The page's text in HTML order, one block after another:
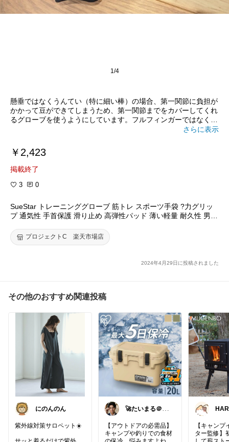
1/4
懸垂ではなくうんてい（特に細い棒）の場合、第一関節に負担が
かかって豆ができてしまうため、第一関節までをカバーしてくれ
るグローブを使うようにしています。フルフィンガーではなく指
先だけは出しつつ、クッション性も滑り止め性能も良いこのグロ
メインで使っているLAD WEATHERのアウトドアグローブ（ハー
フフィンガー）と比べると着脱はしづらい点は目立ちますが、逆
に言うとトレーニング中に外れにくいというメリットでもありま
す。
さらに表示
￥2,423
掲載終了
3 0
SueStar トレーニンググローブ 筋トレ スポーツ手袋 ?力グリッ
プ 通気性 手首保護 滑り止め 高弾性パッド 薄い軽量 耐久性 男女
プロジェクトC 楽天市場店
2024年4月29日に投稿されました
その他のおすすめ関連投稿
にのんのん
紫外線対策サロペット☀️
🚀たいまる＠効
レクトニキ
【アウトドアの必需品】
キャンプや釣りでの食材
【キャン
ター監修】